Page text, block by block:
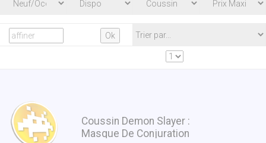
Coussin Demon Slayer :
Masque De Conjuration